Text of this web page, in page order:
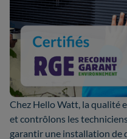
Chez Hello Watt, la qualité
et contrôlons les
garantir une installation de